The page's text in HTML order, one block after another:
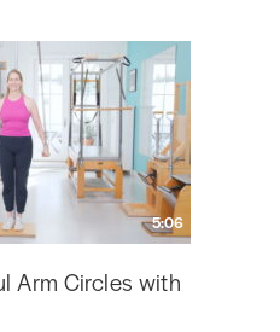
5:06
Arm Circles with